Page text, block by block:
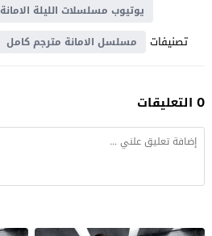
يوتيوب مسلسلات الليلة الامانة
تصنيفات مسلسل الامانة مترجم كامل
0 التعليقات